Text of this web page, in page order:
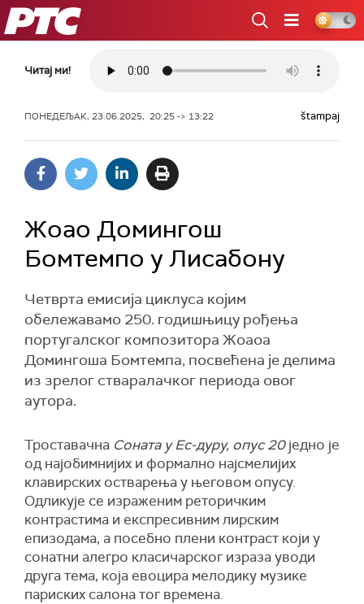
РТС
Читај ми!
ПОНЕДЕЉАК, 23.06.2025, 20:25 -> 13:22 štampaj
Жоао Домингош
Бомтемпо у Лисабону
Четврта емисија циклуса којим
обележавамо 250. годишњицу рођења
португалског композитора Жоаоа
Домингоша Бомтемпа, посвећена је делима
из зрелог стваралачког периода овог
аутора.
Троставачна Соната у Ес-дуру, опус 20једно је
од најобимнијих и формално најсмелијих
клавирских остварења у његовом опусу.
Одликује се израженим реторичким
контрастима и експресивним лирским
епизодама, а посебно плени контраст који у
сонатни алегро класичарског израза уводи
друга тема, која евоцира мелодику музике
париских салона тог времена.